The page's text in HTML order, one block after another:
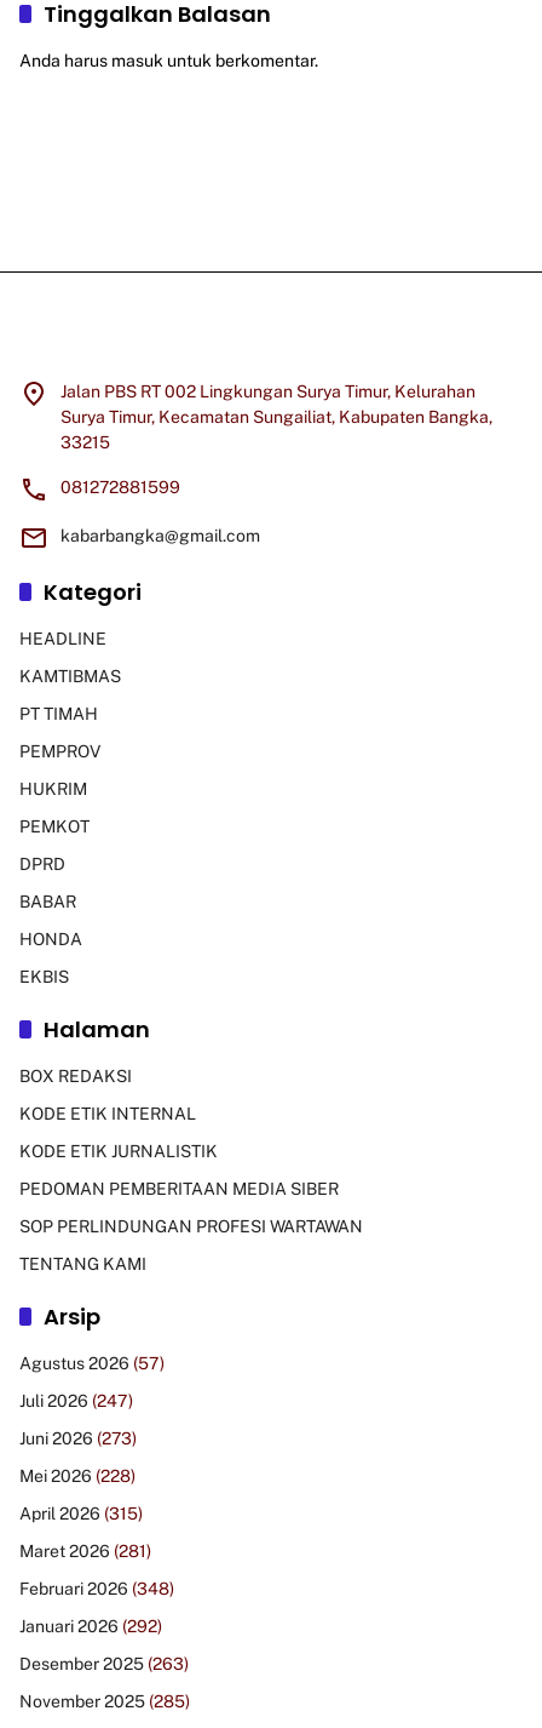
Tinggalkan Balasan
Anda harus masuk untuk berkomentar.
Jalan PBS RT 002 Lingkungan Surya Timur, Kelurahan
Surya Timur, Kecamatan Sungailiat, Kabupaten Bangka,
33215
081272881599
kabarbangka@gmail.com
Kategori
HEADLINE
KAMTIBMAS
PT TIMAH
PEMPROV
HUKRIM
PEMKOT
DPRD
BABAR
HONDA
EKBIS
Halaman
BOX REDAKSI
KODE ETIK INTERNAL
KODE ETIK JURNALISTIK
PEDOMAN PEMBERITAAN MEDIA SIBER
SOP PERLINDUNGAN PROFESI WARTAWAN
TENTANG KAMI
Arsip
Agustus 2026 (57)
Juli 2026 (247)
Juni 2026 (273)
Mei 2026 (228)
April 2026 (315)
Maret 2026 (281)
Februari 2026 (348)
Januari 2026 (292)
Desember 2025 (263)
November 2025 (285)